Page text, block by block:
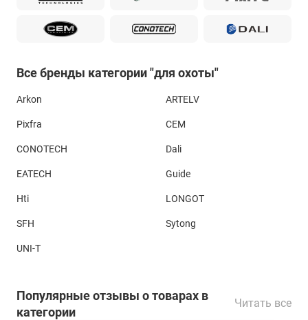
Все бренды категории "для охоты"
Arkon ARTELV
Pixfra CEM
CONOTECH Dali
EATECH Guide
Hti LONGOT
SFH Sytong
UNI-T
Популярные отзывы о товарах в
категории
Читать все